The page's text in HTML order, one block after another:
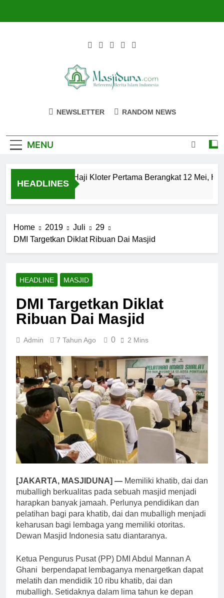
Masjiduna
NEWSLETTER RANDOM NEWS
MENU
HEADLINES
Calon Jemaah Haji Kloter Pertama Berangkat 12 Mei,
Home 2019 Juli
29
DMI Targetkan Diklat Ribuan Dai Masjid
HEADLINE MASJID
DMI Targetkan Diklat
Ribuan Dai Masjid
Admin 7 Tahun Ago 0 2 Mins
[JAKARTA, MASJIDUNA] — Memiliki khatib, dai dan
muballigh berkualitas pada sebuah masjid menjadi
harapkan banyak jamaah. Perlunya pendidikan dan
pelatihan bagi para khatib, dai dan muballigh menjadi
keharusan bagi lembaga yang memiliki otoritas.
Dewan Masjid Indonesia satu diantaranya.
Ketua Pengurus Pusat (PP) DMI Abdul Mannan A
Ghani berpendapat lembaganya menargetkan dapat
melatih dan mendidik 10 ribu khatib, dai dan
muballigh. Setidaknya dalam lima tahun ke depan